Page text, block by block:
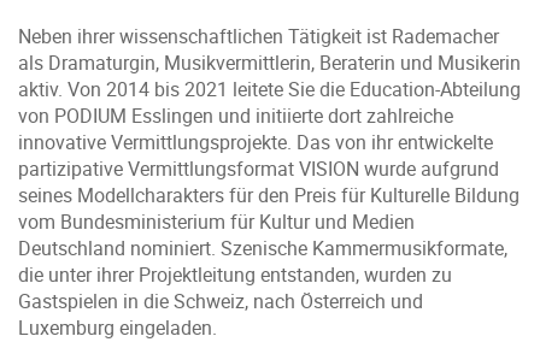
Neben ihrer wissenschaftlichen Tätigkeit ist Rademacher
als Dramaturgin, Musikvermittlerin, Beraterin und Musikerin
aktiv. Von 2014 bis 2021 leitete Sie die Education-Abteilung
von PODIUM Esslingen und initiierte dort zahlreiche
innovative Vermittlungsprojekte. Das von ihr entwickelte
partizipative Vermittlungsformat VISION wurde aufgrund
seines Modellcharakters für den Preis für Kulturelle Bildung
vom Bundesministerium für Kultur und Medien
Deutschland nominiert. Szenische Kammermusikformate,
die unter ihrer Projektleitung entstanden, wurden zu
Gastspielen in die Schweiz, nach Österreich und
Luxemburg eingeladen.